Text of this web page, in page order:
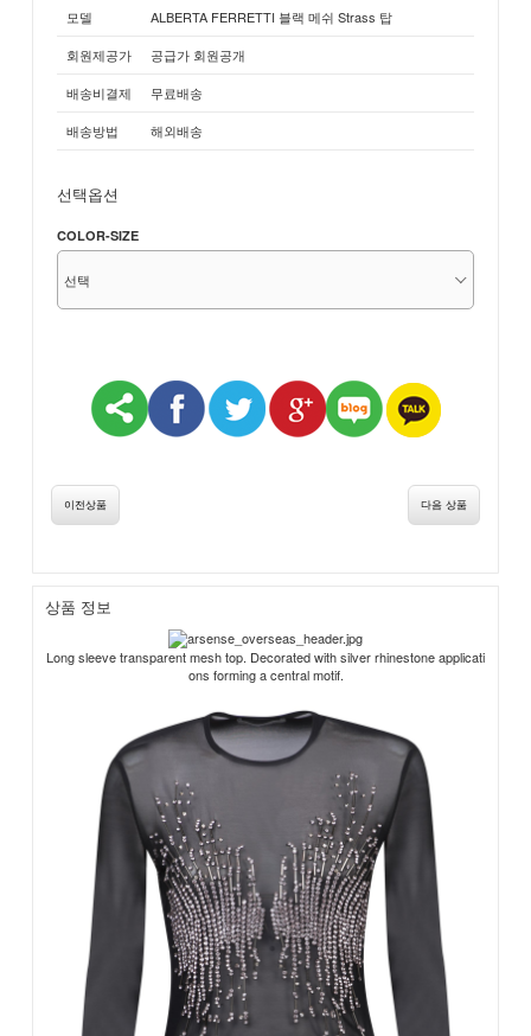
모델
ALBERTA FERRETTI 블랙 메쉬 Strass 탑
회원제공가
공급가 회원공개
배송비결제
무료배송
배송방법
해외배송
선택옵션
COLOR-SIZE
이전상품 다음 상품
상품 정보
Long sleeve transparent mesh top. Decorated with silver rhinestone applicati
ons forming a central motif.